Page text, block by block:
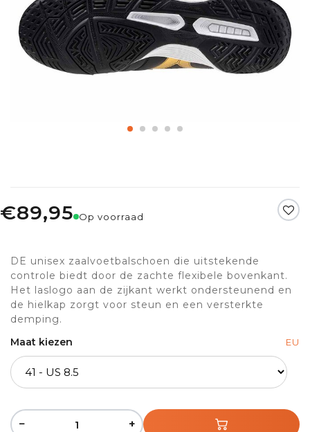
€89,95 Op voorraad
DE unisex zaalvoetbalschoen die uitstekende
controle biedt door de zachte flexibele bovenkant.
Het laslogo aan de zijkant werkt ondersteunend en
de hielkap zorgt voor steun en een versterkte
demping.
Maat kiezen
EU
− +